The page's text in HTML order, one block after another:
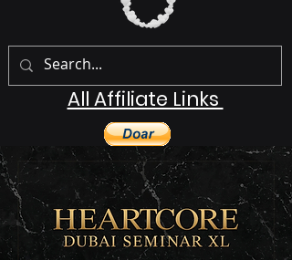
All Affiliate Links